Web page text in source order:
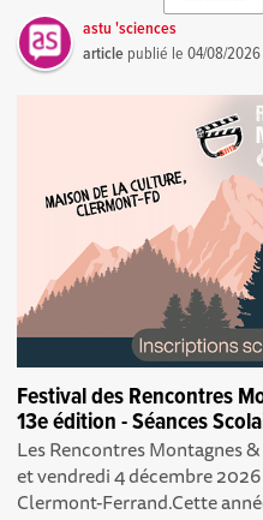
astu 'sciences
article publié le04/08/2026
Festival des Rencontres
13e édition - Séances
Les Rencontres Montagnes
et vendredi 4 décembre
Clermont-Ferrand.Cette